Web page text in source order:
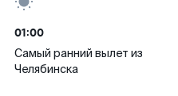
01:00
Самый ранний вылет из
Челябинска